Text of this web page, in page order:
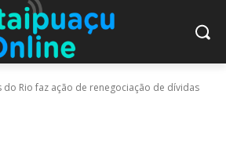
do Rio faz ação de renegociação de dívidas